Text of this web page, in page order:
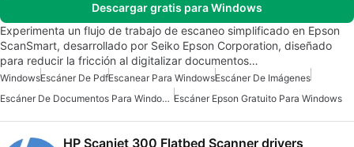
Descargar gratis para Windows
Experimenta un flujo de trabajo de escaneo simplificado en Epson
ScanSmart, desarrollado por Seiko Epson Corporation, diseñado
para reducir la fricción al digitalizar documentos…
WindowsEscáner De PdfEscanear Para WindowsEscáner De Imágenes
Escáner De Documentos Para Windows Escáner Epson Gratuito Para Windows
HP Scanjet 300 Flatbed Scanner drivers